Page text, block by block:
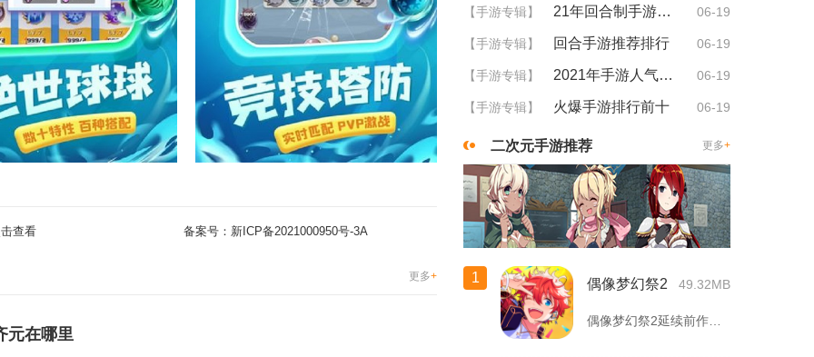
查看 备案号： 新ICP备2021000950号-3A
更多+
元在哪里
【手游专辑】 21年回合制手游排行 06-19
【手游专辑】 回合手游推荐排行 06-19
【手游专辑】 2021年手游人气排行 06-19
【手游专辑】 火爆手游排行前十 06-19
二次元手游推荐 更多+
1 偶像梦幻祭2 49.32MB
偶像梦幻祭2延续前作完整世界观，玩家以制作人身份陪伴49位少...